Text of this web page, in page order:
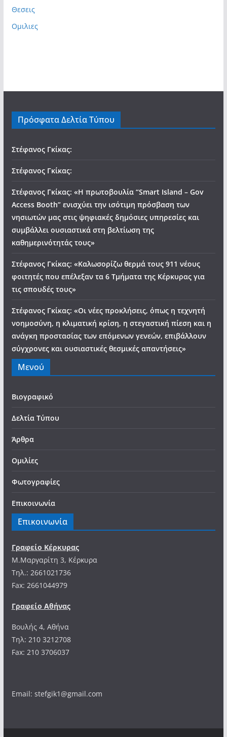
Θεσεις
Ομιλιες
Πρόσφατα Δελτία Τύπου
Στέφανος Γκίκας:
Στέφανος Γκίκας:
Στέφανος Γκίκας: «Η πρωτοβουλία “Smart Island – Gov
Access Booth” ενισχύει την ισότιμη πρόσβαση των
νησιωτών μας στις ψηφιακές δημόσιες υπηρεσίες και
συμβάλλει ουσιαστικά στη βελτίωση της
καθημερινότητάς τους»
Στέφανος Γκίκας: «Καλωσορίζω θερμά τους 911 νέους
φοιτητές που επέλεξαν τα 6 Τμήματα της Κέρκυρας για
τις σπουδές τους»
Στέφανος Γκίκας: «Οι νέες προκλήσεις, όπως η τεχνητή
νοημοσύνη, η κλιματική κρίση, η στεγαστική πίεση και η
ανάγκη προστασίας των επόμενων γενεών, επιβάλλουν
σύγχρονες και ουσιαστικές θεσμικές απαντήσεις»
Μενού
Βιογραφικό
Δελτία Τύπου
Άρθρα
Ομιλίες
Φωτογραφίες
Επικοινωνία
Επικοινωνία
Γραφείο Κέρκυρας
Μ.Μαργαρίτη 3, Κέρκυρα
Tηλ.: 2661021736
Fax: 2661044979
Γραφείο Αθήνας
Βουλής 4, Αθήνα
Τηλ: 210 3212708
Fax: 210 3706037
Email: stefgik1@gmail.com